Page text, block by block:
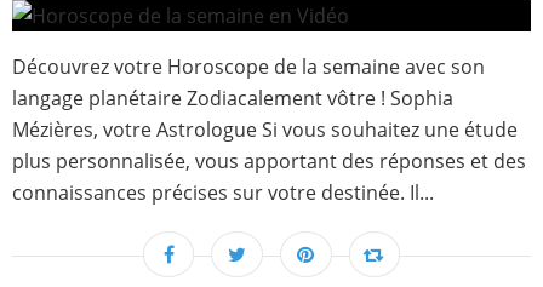
Découvrez votre Horoscope de la semaine avec son
langage planétaire Zodiacalement vôtre ! Sophia
Mézières, votre Astrologue Si vous souhaitez une étude
plus personnalisée, vous apportant des réponses et des
connaissances précises sur votre destinée. Il...